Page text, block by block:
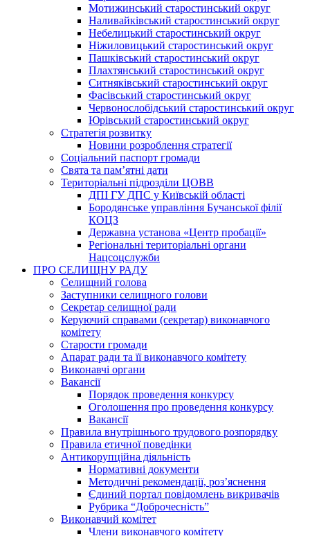
Мотижинський старостинський округ
Наливайківський старостинський округ
Небелицький старостинський округ
Ніжиловицький старостинський округ
Пашківський старостинський округ
Плахтянський старостинський округ
Ситняківський старостинський округ
Фасівський старостинський округ
Червонослобідський старостинський округ
Юрівський старостинський округ
Стратегія розвитку
Новини розроблення стратегії
Соціальний паспорт громади
Свята та пам’ятні дати
Територіальні підрозділи ЦОВВ
ДПІ ГУ ДПС у Київській області
Бородянське управління Бучанської філії
КОЦЗ
Державна установа «Центр пробації»
Регіональні територіальні органи
Нацсоцслужби
ПРО СЕЛИЩНУ РАДУ
Селищний голова
Заступники селищного голови
Секретар селищної ради
Керуючий справами (секретар) виконавчого
комітету
Старости громади
Апарат ради та її виконавчого комітету
Виконавчі органи
Вакансії
Порядок проведення конкурсу
Оголошення про проведення конкурсу
Вакансії
Правила внутрішнього трудового розпорядку
Правила етичної поведінки
Антикорупційна діяльність
Нормативні документи
Методичні рекомендації, роз’яснення
Єдиний портал повідомлень викривачів
Рубрика “Доброчесність”
Виконавчий комітет
Члени виконавчого комітету